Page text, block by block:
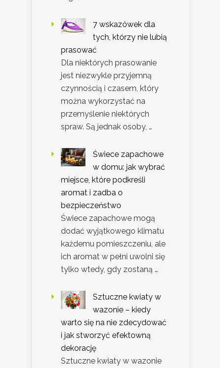
7 wskazówek dla
tych, którzy nie lubią
prasować
Dla niektórych prasowanie
jest niezwykle przyjemną
czynnością i czasem, który
można wykorzystać na
przemyślenie niektórych
spraw. Są jednak osoby, …
Świece zapachowe
w domu: jak wybrać
miejsce, które podkreśli
aromat i zadba o
bezpieczeństwo
Świece zapachowe mogą
dodać wyjątkowego klimatu
każdemu pomieszczeniu, ale
ich aromat w pełni uwolni się
tylko wtedy, gdy zostaną …
Sztuczne kwiaty w
wazonie – kiedy
warto się na nie zdecydować
i jak stworzyć efektowną
dekorację
Sztuczne kwiaty w wazonie